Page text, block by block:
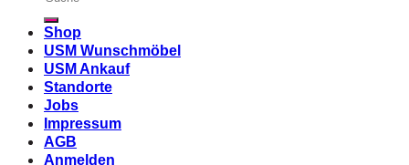
Shop
USM Wunschmöbel
USM Ankauf
Standorte
Jobs
Impressum
AGB
Anmelden